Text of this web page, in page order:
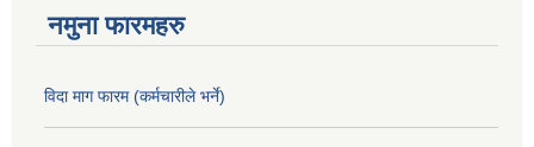
नमुना फारमहरु
विदा माग फारम (कर्मचारीले भर्ने)